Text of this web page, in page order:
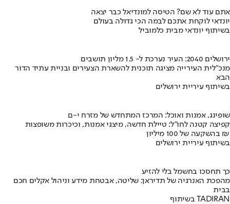
אתם עוד לא שם? הטיסה למונדיאל כבר יצאה
יונדאי לוקחת אתכם לבמה הכי גדולה בעולם
בשיתוף יונדאי מבית כלמוביל
ירושלים 2040: העיר נערכת ל- 1.5 מליון תושבים
מנכ"לית העירייה מציגה תוכנית להשארת הצעירים ובניית עתיד הדור
הבא
בשיתוף עיריית ירושלים
שופינג, אמנות ואוכל: המרכז המתחדש של מזרח י-ם
קפיצה קטנה לחו"ל: טיילת חדשה, מיצגי אמנות, וכיכרות משופצות
בהשקעה של 100 מיליון ₪
בשיתוף עיריית ירושלים
כך תחסכו בחשמל בלי להזיע
מהפכת האנרגיה של תדיראן: שליטה, אבטחת מידע וניהול אקלים חכם
בבית
בשיתוף TADIRAN